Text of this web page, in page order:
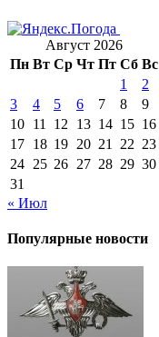
Август 2026
Пн Вт Ср Чт Пт Сб Вс
1
2
3
4 5 6 7 8
9
10 11 12 13 14 15 16
17 18 19 20 21 22 23
24 25 26 27 28 29 30
31
« Июл
Популярные новости